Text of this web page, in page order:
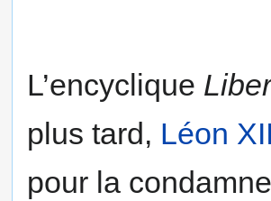
L’encyclique
plus tard, Léon
pour la